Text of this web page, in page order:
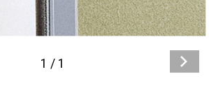
1 / 1